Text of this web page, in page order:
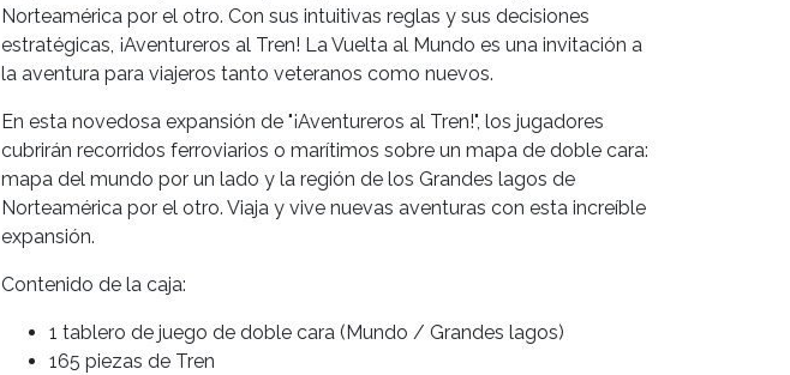
Norteamérica por el otro. Con sus intuitivas reglas y sus decisiones
estratégicas, ¡Aventureros al Tren! La Vuelta al Mundo es una invitación a
la aventura para viajeros tanto veteranos como nuevos.
En esta novedosa expansión de "¡Aventureros al Tren!", los jugadores
cubrirán recorridos ferroviarios o marítimos sobre un mapa de doble cara:
mapa del mundo por un lado y la región de los Grandes lagos de
Norteamérica por el otro. Viaja y vive nuevas aventuras con esta increíble
expansión.
Contenido de la caja:
1 tablero de juego de doble cara (Mundo / Grandes lagos)
165 piezas de Tren